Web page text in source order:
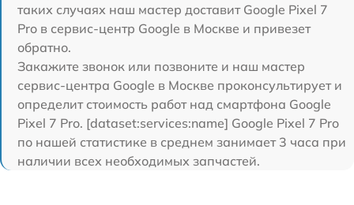
таких случаях наш мастер доставит Google Pixel 7
Pro в сервис-центр Google в Москве и привезет
обратно.
Закажите звонок или позвоните и наш мастер
сервис-центра Google в Москве проконсультирует и
определит стоимость работ над смартфона Google
Pixel 7 Pro. [dataset:services:name] Google Pixel 7 Pro
по нашей статистике в среднем занимает 3 часа при
наличии всех необходимых запчастей.